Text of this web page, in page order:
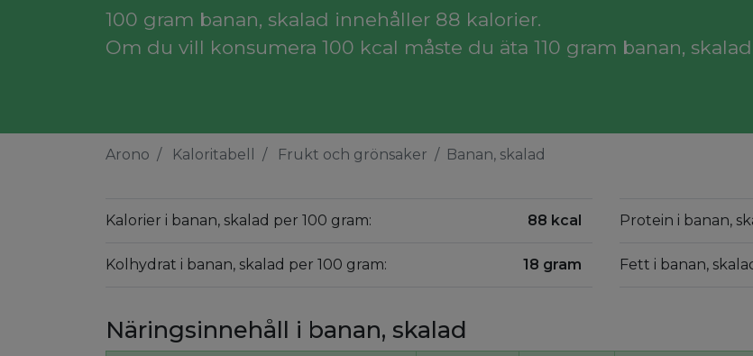
100 gram banan, skalad innehåller 88 kalorier.
Om du vill konsumera 100 kcal måste du äta 110 gram banan,
Arono Kaloritabell Frukt och grönsaker Banan, skalad
Kalorier i banan, skalad per 100 gram: 88 kcal
Kolhydrat i banan, skalad per 100 gram: 18 gram
Protein i banan,
Fett i banan,
Näringsinnehåll i banan, skalad